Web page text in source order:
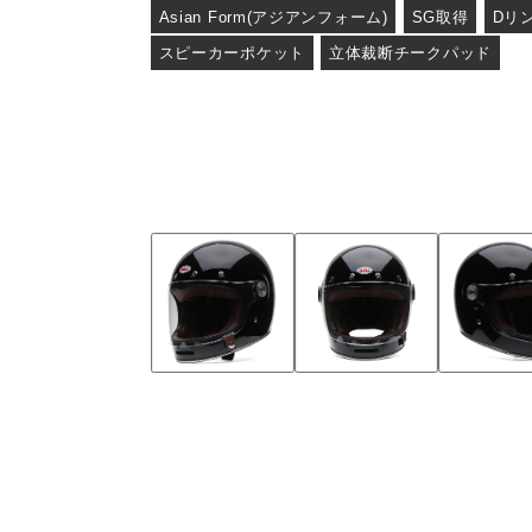
Asian Form(アジアンフォーム) SG取得 Dリ
スピーカーポケット 立体裁断チークパッド